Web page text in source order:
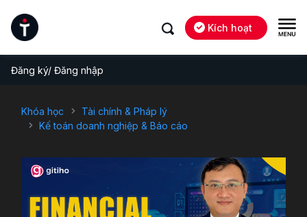
Kích hoạt
Đăng ký/ Đăng nhập
Khóa học
Tài chính & Pháp lý
Kế toán doanh nghiệp & Báo cáo